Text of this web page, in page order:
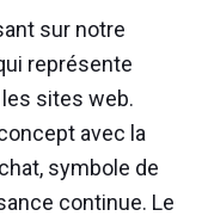
sur notre
représente
sites web.
avec la
symbole de
continue. Le